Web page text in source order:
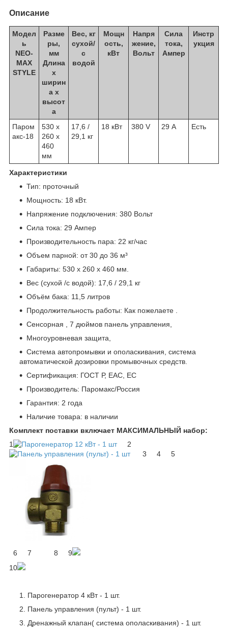
Описание
Модел
ь
NEO-
MAX
STYLE
Разме
ры,
мм
Длина
х
ширин
а х
высот
а
Вес, кг
сухой/
с
водой
Мощн
ость,
кВт
Напря
жение,
Вольт
Сила
тока,
Aмпер
Инстр
укция
Паром
акс-18
530 x
260 x
460
мм
17,6 /
29,1 кг
18 кВт 380 V 29 А Есть
Характеристики
Тип: проточный
Мощность: 18 кВт.
Напряжение подключения: 380 Вольт
Сила тока: 29 Ампер
Производительность пара: 22 кг/час
Объем парной: от 30 до 36 м³
Габариты: 530 x 260 x 460 мм.
Вес (сухой /с водой): 17,6 / 29,1 кг
Объём бака: 11,5 литров
Продолжительность работы: Как пожелаете .
Сенсорная , 7 дюймов панель управления,
Многоуровневая защита,
Система автопромывки и ополаскивания, система
автоматической дозировки промывочных средств.
Сертификация: ГОСТ Р, EAC, EC
Производитель: Паромакс/Россия
Гарантия: 2 года
Наличие товара: в наличии
Комплект поставки включает МАКСИМАЛЬНЫЙ набор:
1
2
3 4 5
6 7 8 9
10
Парогенератор 4 кВт - 1 шт.
Панель управления (пульт) - 1 шт.
Дренажный клапан( система ополаскивания) - 1 шт.